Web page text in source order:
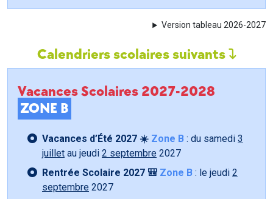
Version tableau 2026-2027
Calendriers scolaires suivants
Vacances Scolaires 2027-2028
ZONE B
Vacances d’Été 2027 ☀️ Zone B : du samedi 3
juillet au jeudi 2 septembre 2027
Rentrée Scolaire 2027 🎒 Zone B : le jeudi 2
septembre 2027